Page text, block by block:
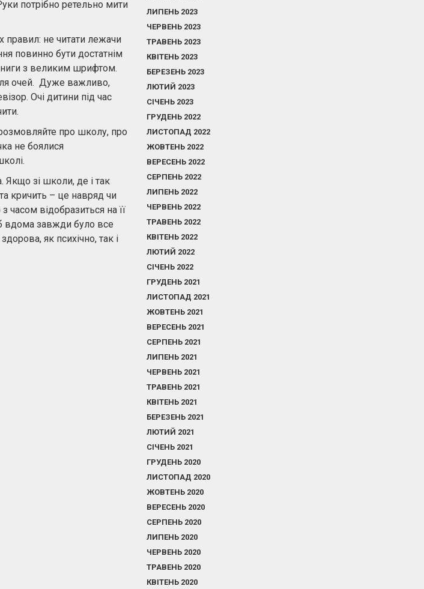
потрібно ретельно мити
правил: не читати лежачи
повинно бути достатнім
з великим шрифтом.
очей. Дуже важливо,
Очі дитини під час
про школу, про
не боялися
зі школи, де і так
кричить – це навряд чи
відобразиться на її
вдома завжди було все
як психічно, так і
ЛИПЕНЬ 2023
ЧЕРВЕНЬ 2023
ТРАВЕНЬ 2023
КВІТЕНЬ 2023
БЕРЕЗЕНЬ 2023
ЛЮТИЙ 2023
СІЧЕНЬ 2023
ГРУДЕНЬ 2022
ЛИСТОПАД 2022
ЖОВТЕНЬ 2022
ВЕРЕСЕНЬ 2022
СЕРПЕНЬ 2022
ЛИПЕНЬ 2022
ЧЕРВЕНЬ 2022
ТРАВЕНЬ 2022
КВІТЕНЬ 2022
ЛЮТИЙ 2022
СІЧЕНЬ 2022
ГРУДЕНЬ 2021
ЛИСТОПАД 2021
ЖОВТЕНЬ 2021
ВЕРЕСЕНЬ 2021
СЕРПЕНЬ 2021
ЛИПЕНЬ 2021
ЧЕРВЕНЬ 2021
ТРАВЕНЬ 2021
КВІТЕНЬ 2021
БЕРЕЗЕНЬ 2021
ЛЮТИЙ 2021
СІЧЕНЬ 2021
ГРУДЕНЬ 2020
ЛИСТОПАД 2020
ЖОВТЕНЬ 2020
ВЕРЕСЕНЬ 2020
СЕРПЕНЬ 2020
ЛИПЕНЬ 2020
ЧЕРВЕНЬ 2020
ТРАВЕНЬ 2020
КВІТЕНЬ 2020